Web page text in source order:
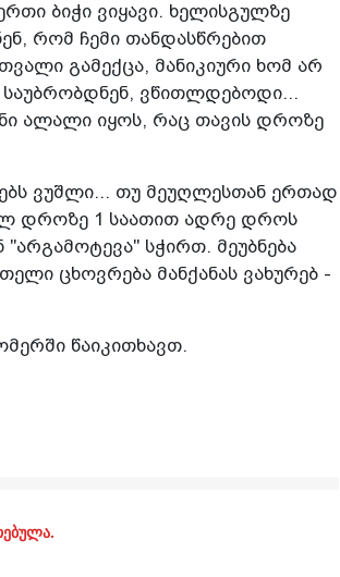
ბიჭი ვიყავი. ხელისგულზე
რომ ჩემი თანდასწრებით
გამექცა, მანიკიური ხომ არ
საუბრობდნენ, ვწითლდებოდი...
ალალი იყოს, რაც თავის დროზე
ვუშლი... თუ მეუღლესთან ერთად
დროზე 1 საათით ადრე დროს
სჭირთ. მეუბნება
ცხოვრება მანქანას ვახურებ -
წაიკითხავთ.